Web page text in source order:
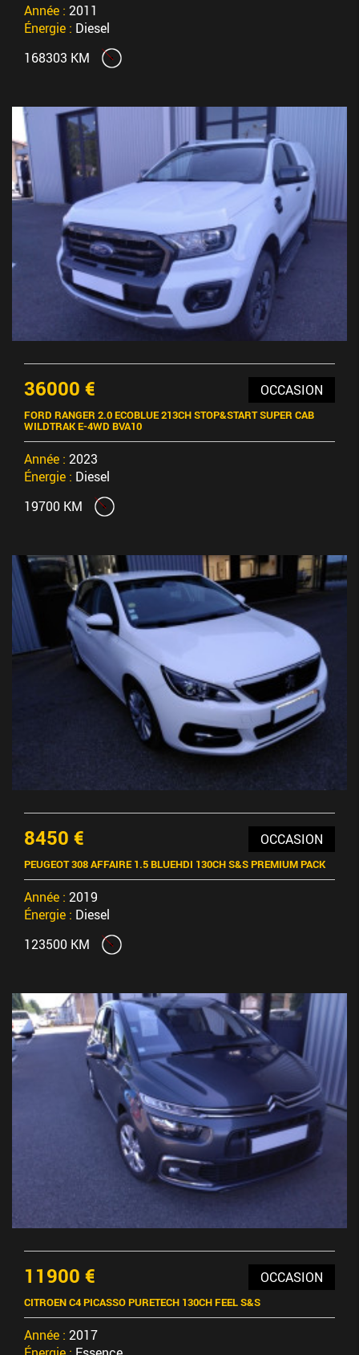
Année : 2011
Énergie : Diesel
168303 KM
36000 € OCCASION
FORD RANGER 2.0 ECOBLUE 213CH STOP&START SUPER CAB
WILDTRAK E-4WD BVA10
Année : 2023
Énergie : Diesel
19700 KM
8450 € OCCASION
PEUGEOT 308 AFFAIRE 1.5 BLUEHDI 130CH S&S PREMIUM PACK
Année : 2019
Énergie : Diesel
123500 KM
11900 € OCCASION
CITROEN C4 PICASSO PURETECH 130CH FEEL S&S
Année : 2017